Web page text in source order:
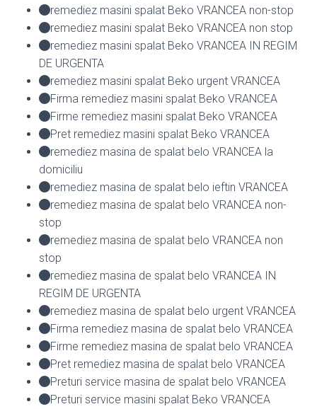
remediez masini spalat Beko VRANCEA non-stop
remediez masini spalat Beko VRANCEA non stop
remediez masini spalat Beko VRANCEA IN REGIM
DE URGENTA
remediez masini spalat Beko urgent VRANCEA
Firma remediez masini spalat Beko VRANCEA
Firme remediez masini spalat Beko VRANCEA
Pret remediez masini spalat Beko VRANCEA
remediez masina de spalat belo VRANCEA la
domiciliu
remediez masina de spalat belo ieftin VRANCEA
remediez masina de spalat belo VRANCEA non-
stop
remediez masina de spalat belo VRANCEA non
stop
remediez masina de spalat belo VRANCEA IN
REGIM DE URGENTA
remediez masina de spalat belo urgent VRANCEA
Firma remediez masina de spalat belo VRANCEA
Firme remediez masina de spalat belo VRANCEA
Pret remediez masina de spalat belo VRANCEA
Preturi service masina de spalat belo VRANCEA
Preturi service masini spalat Beko VRANCEA